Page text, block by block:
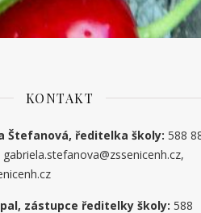
KONTAKT
Štefanová, ředitelka školy: 588
zástupce ředitelky školy: 588